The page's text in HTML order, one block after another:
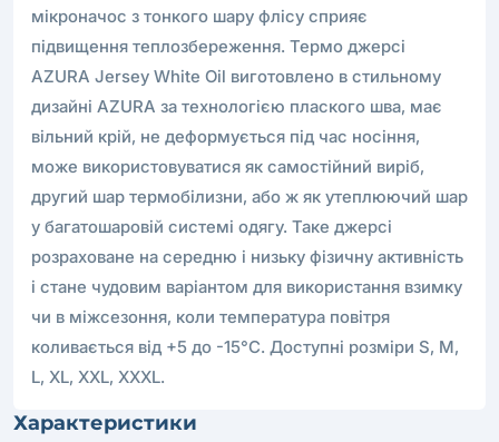
мікроначос з тонкого шару флісу сприяє
підвищення теплозбереження. Термо джерсі
AZURA Jersey White Oil виготовлено в стильному
дизайні AZURA за технологією плаского шва, має
вільний крій, не деформується під час носіння,
може використовуватися як самостійний виріб,
другий шар термобілизни, або ж як утеплюючий шар
у багатошаровій системі одягу. Таке джерсі
розраховане на середню і низьку фізичну активність
і стане чудовим варіантом для використання взимку
чи в міжсезоння, коли температура повітря
коливається від +5 до -15°С. Доступні розміри S, M,
L, XL, XXL, XXXL.
Характеристики